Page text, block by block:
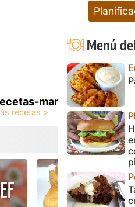
mar
Menú